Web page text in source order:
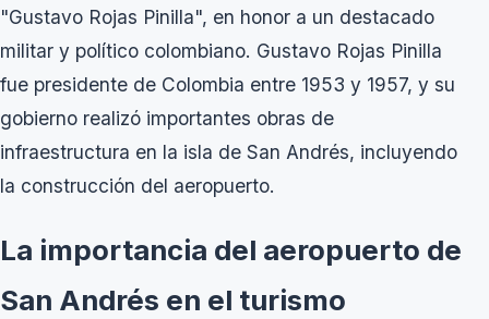
"Gustavo Rojas Pinilla", en honor a un destacado
militar y político colombiano. Gustavo Rojas Pinilla
fue presidente de Colombia entre 1953 y 1957, y su
gobierno realizó importantes obras de
infraestructura en la isla de San Andrés, incluyendo
la construcción del aeropuerto.
La importancia del aeropuerto de
San Andrés en el turismo